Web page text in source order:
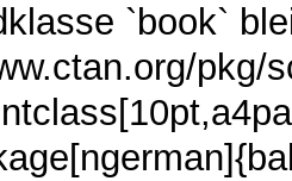
`book`
pkg/